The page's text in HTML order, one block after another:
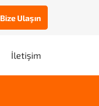
Bize Ulaşın
İletişim